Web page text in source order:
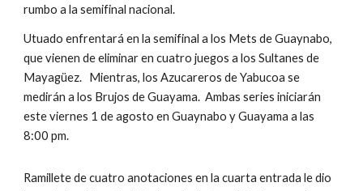
rumbo a la semifinal nacional.
Utuado enfrentará en la semifinal a los Mets de Guaynabo,
que vienen de eliminar en cuatro juegos a los Sultanes de
Mayagüez.   Mientras, los Azucareros de Yabucoa se
medirán a los Brujos de Guayama.  Ambas series iniciarán
este viernes 1 de agosto en Guaynabo y Guayama a las
8:00 pm.
Ramillete de cuatro anotaciones en la cuarta entrada le dio